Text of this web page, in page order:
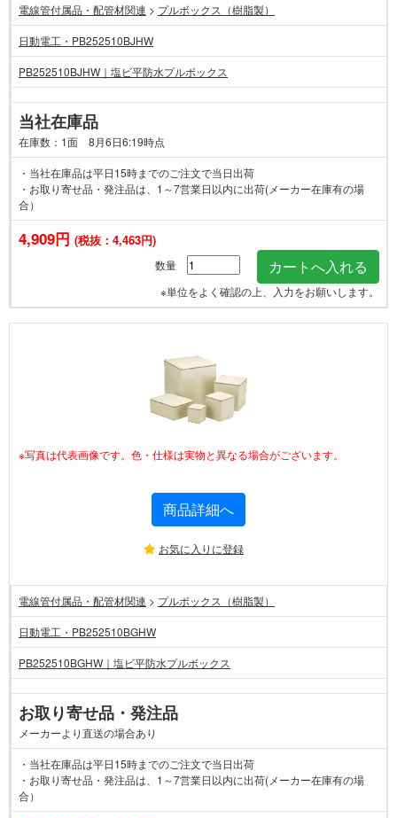
電線管付属品・配管材関連 > プルボックス（樹脂製）
日動電工・PB252510BJHW
PB252510BJHW｜塩ビ平防水プルボックス
当社在庫品
在庫数：1面 8月6日6:19時点
・当社在庫品は平日15時までのご注文で当日出荷
・お取り寄せ品・発注品は、1～7営業日以内に出荷(メーカー在庫有の場
合）
4,909円 (税抜：4,463円)
数量
※単位をよく確認の上、入力をお願いします。
※写真は代表画像です。色・仕様は実物と異なる場合がございます。
商品詳細へ
お気に入りに登録
電線管付属品・配管材関連 > プルボックス（樹脂製）
日動電工・PB252510BGHW
PB252510BGHW｜塩ビ平防水プルボックス
お取り寄せ品・発注品
メーカーより直送の場合あり
・当社在庫品は平日15時までのご注文で当日出荷
・お取り寄せ品・発注品は、1～7営業日以内に出荷(メーカー在庫有の場
合）